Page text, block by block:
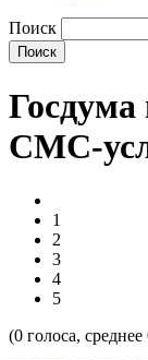
Поиск
Госдума
СМС-
1
2
3
4
5
(0 голоса, среднее